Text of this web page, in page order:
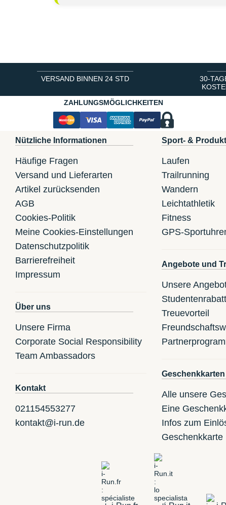
VERSAND BINNEN 24 STD
30-
ZAHLUNGSMÖGLICHKEITEN
Nützliche Informationen
Häufige Fragen
Versand und Lieferarten
Artikel zurücksenden
AGB
Cookies-Politik
Meine Cookies-Einstellungen
Datenschutzpolitik
Barrierefreiheit
Impressum
Über uns
Unsere Firma
Corporate Social Responsibility
Team Ambassadors
Kontakt
021154553277
kontakt@i-run.de
Sport- &
Laufen
Trailrunning
Wandern
Leichtathletik
Fitness
GPS-
Angebote und
Unsere
Studentenrabatt
Treuevorteil
Geschenkkarten
Alle unsere
Eine
Infos zum
Geschenkkarte